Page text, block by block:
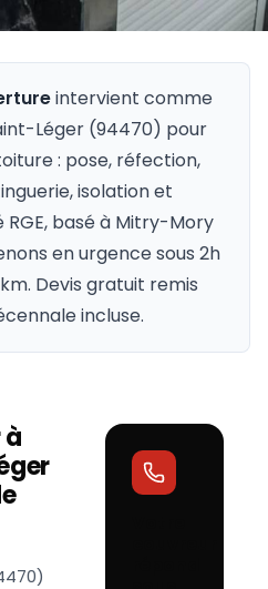
intervient comme
Léger (94470) pour
: pose, réfection,
isolation et
basé à Mitry-Mory
en urgence sous 2h
Devis gratuit remis
incluse.